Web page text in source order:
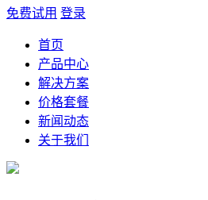
免费试用 登录
首页
产品中心
解决方案
价格套餐
新闻动态
关于我们